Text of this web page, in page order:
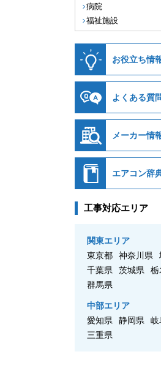
病院
福祉施設
お役立ち情
よくある質
メーカー情
エアコン辞
工事対応エリア
関東エリア
東京都
神奈川県
千葉県
茨城県
栃
群馬県
中部エリア
愛知県
静岡県
岐
三重県